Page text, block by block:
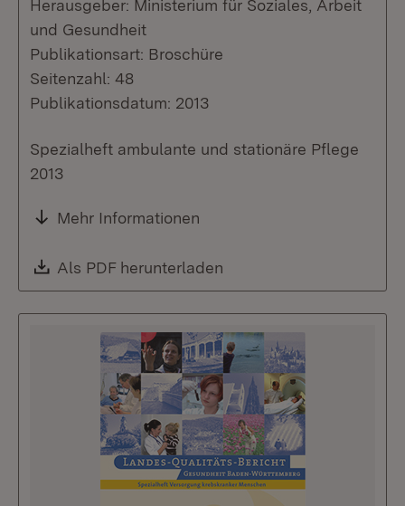
Herausgeber: Ministerium für Soziales, Arbeit
und Gesundheit
Publikationsart: Broschüre
Seitenzahl: 48
Publikationsdatum: 2013
Spezialheft ambulante und stationäre Pflege
2013
Mehr Informationen
Download:
Als PDF herunterladen